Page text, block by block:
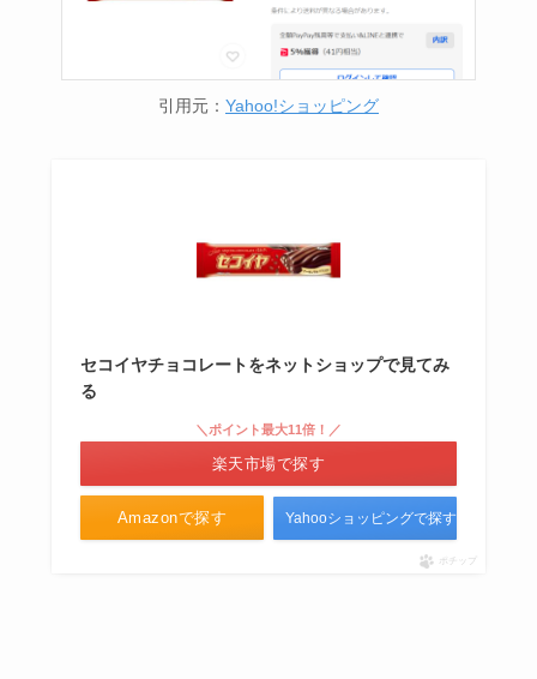
引用元： Yahoo!ショッピング
セコイヤチョコレートをネットショップで見てみ
る
Amazonで探す
＼ポイント最大11倍！／
楽天市場で探す
Yahooショッピングで探す
ポチップ